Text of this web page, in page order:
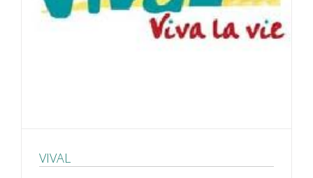
VIVAL